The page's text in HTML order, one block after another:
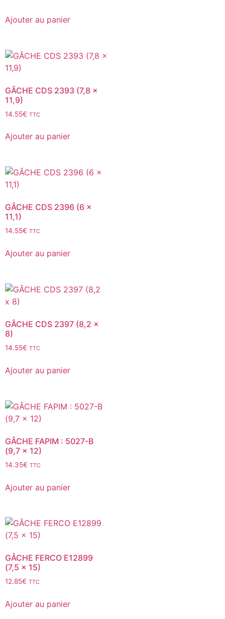
Ajouter au panier
GÂCHE CDS 2393 (7,8 x
11,9)
14.55€ TTC
Ajouter au panier
GÂCHE CDS 2396 (6 x
11,1)
14.55€ TTC
Ajouter au panier
GÂCHE CDS 2397 (8,2 x
8)
14.55€ TTC
Ajouter au panier
GÂCHE FAPIM : 5027-B
(9,7 x 12)
14.35€ TTC
Ajouter au panier
GÂCHE FERCO E12899
(7,5 x 15)
12.85€ TTC
Ajouter au panier